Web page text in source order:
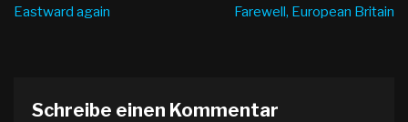
Eastward again Farewell, European Britain
Schreibe einen Kommentar